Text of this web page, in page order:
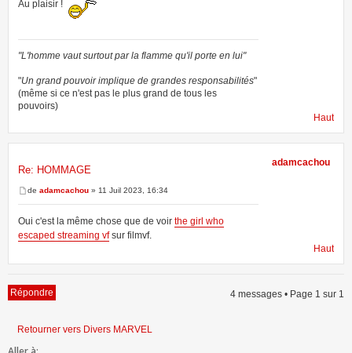
Au plaisir !
"L'homme vaut surtout par la flamme qu'il porte en lui"
"Un grand pouvoir implique de grandes responsabilités"
(même si ce n'est pas le plus grand de tous les
pouvoirs)
Haut
Re: HOMMAGE
de adamcachou » 11 Juil 2023, 16:34
Oui c'est la même chose que de voir the girl who
escaped streaming vfsur filmvf.
adamcachou
Haut
Répondre 4 messages • Page 1 sur 1
Retourner vers Divers MARVEL